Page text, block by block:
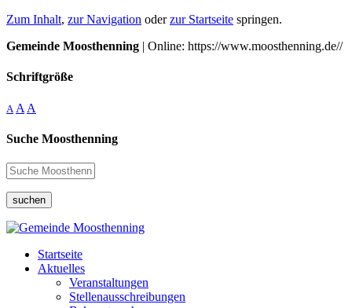
Zum Inhalt, zur Navigation oderzur Startseite springen.
Gemeinde Moosthenning | Online: https://www.moosthenning.de//
Schriftgröße
A A A
Suche Moosthenning
suchen
Startseite
Aktuelles
Veranstaltungen
Stellenausschreibungen